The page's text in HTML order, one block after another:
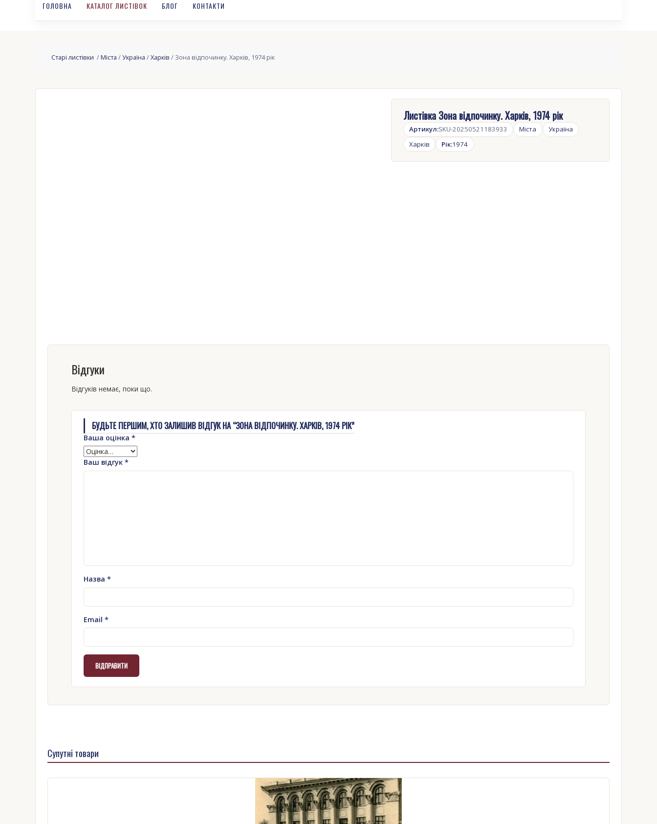
ГОЛОВНА КАТАЛОГ ЛИСТІВОК БЛОГ КОНТАКТИ
Старі листівки /Міста /Україна /Харків / Зона відпочинку. Харків, 1974 рік
Листівка Зона відпочинку. Харків, 1974 рік
Артикул:SKU-20250521183933 Міста
Україна
Харків
Рік:1974
Відгуки
Відгуків немає, поки що.
БУДЬТЕ ПЕРШИМ, ХТО ЗАЛИШИВ ВІДГУК НА “ЗОНА ВІДПОЧИНКУ. ХАРКІВ, 1974 РІК”
Ваша оцінка *
Ваш відгук *
Назва *
Email *
Супутні товари